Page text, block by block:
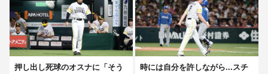
押し出し死球のオスナに「そう
時には自分を許しながら...スチ